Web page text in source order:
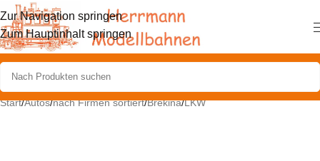
Zur Navigation springen
Zum Hauptinhalt springen
Start/Autos/nach Firmen sortiert/Brekina/LKW